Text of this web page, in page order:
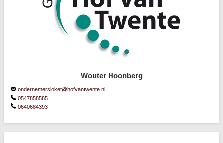
Wouter Hoonberg
ondernemersloket@hofvantwente.nl
0547858585
0640684393